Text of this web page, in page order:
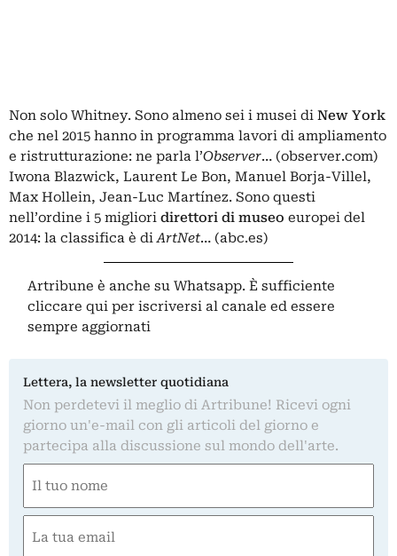
Non solo Whitney. Sono almeno sei i musei di New York
che nel 2015 hanno in programma lavori di ampliamento
e ristrutturazione: ne parla l’Observer… (observer.com)
Iwona Blazwick, Laurent Le Bon, Manuel Borja-Villel,
Max Hollein, Jean-Luc Martínez. Sono questi
nell’ordine i 5 migliori direttori di museo europei del
2014: la classifica è diArtNet… (abc.es)
Artribune è anche su Whatsapp. È sufficiente
cliccare qui per iscriversi al canale ed essere
sempre aggiornati
Lettera, la newsletter quotidiana
Non perdetevi il meglio di Artribune! Ricevi ogni
giorno un'e-mail con gli articoli del giorno e
partecipa alla discussione sul mondo dell'arte.
(Obbligatorio)
(Obbligatorio)